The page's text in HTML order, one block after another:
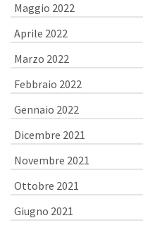
Maggio 2022
Aprile 2022
Marzo 2022
Febbraio 2022
Gennaio 2022
Dicembre 2021
Novembre 2021
Ottobre 2021
Giugno 2021